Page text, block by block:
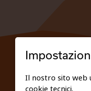
Il nostro sito web